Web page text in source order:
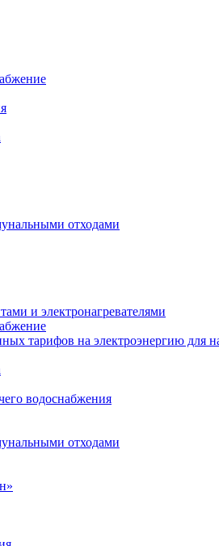
отходами
и электронагревателями
тарифов на электроэнергию для
водоснабжения
отходами